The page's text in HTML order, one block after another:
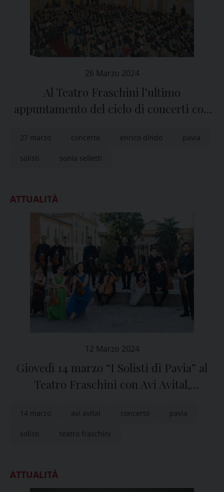
26 Marzo 2024
Al Teatro Fraschini l’ultimo
appuntamento del ciclo di concerti con
27 marzo concerto enrico dindo pavia
solisti sonia selletti
ATTUALITÀ
12 Marzo 2024
Giovedì 14 marzo “I Solisti di Pavia” al
Teatro Fraschini con Avi Avital,
del mandolino
14 marzo avi avital concerto pavia
solisti teatro fraschini
ATTUALITÀ